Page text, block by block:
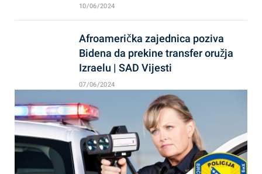
10/06/2024
Afroamerička zajednica poziva
Bidena da prekine transfer oružja
Izraelu | SAD Vijesti
07/06/2024